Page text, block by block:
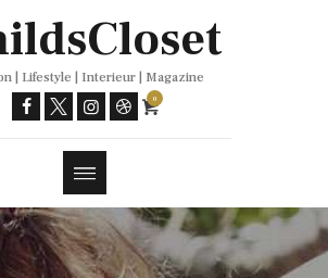
| Lifestyle | Interieur | Magazine
0